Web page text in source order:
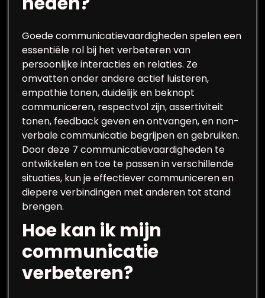
Goede communicatievaardigheden spelen een
essentiële rol bij het verbeteren van
persoonlijke interacties en relaties. Ze
omvatten onder andere actief luisteren,
empathie tonen, duidelijk en beknopt
communiceren, respectvol zijn, assertiviteit
tonen, feedback geven en ontvangen, en non-
verbale communicatie begrijpen en gebruiken.
Door deze 7 communicatievaardigheden te
ontwikkelen en toe te passen in verschillende
situaties, kun je effectiever communiceren en
diepere verbindingen met anderen tot stand
brengen.
Hoe kan ik mijn
communicatie
verbeteren?